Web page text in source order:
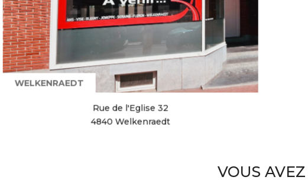
WELKENRAEDT
Rue de l'Eglise 32
4840 Welkenraedt
VOUS